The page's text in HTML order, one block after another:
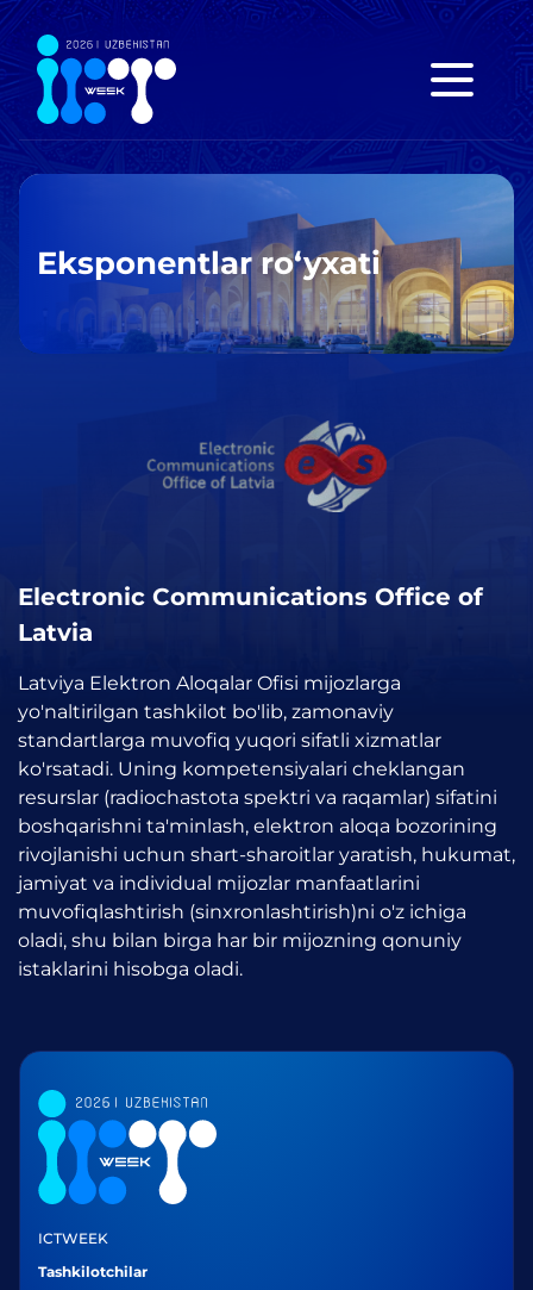
Eksponentlar ro‘yxati
Electronic Communications Office of
Latvia
Latviya Elektron Aloqalar Ofisi mijozlarga
yo'naltirilgan tashkilot bo'lib, zamonaviy
standartlarga muvofiq yuqori sifatli xizmatlar
ko'rsatadi. Uning kompetensiyalari cheklangan
resurslar (radiochastota spektri va raqamlar) sifatini
boshqarishni ta'minlash, elektron aloqa bozorining
rivojlanishi uchun shart-sharoitlar yaratish, hukumat,
jamiyat va individual mijozlar manfaatlarini
muvofiqlashtirish (sinxronlashtirish)ni o'z ichiga
oladi, shu bilan birga har bir mijozning qonuniy
istaklarini hisobga oladi.
ICTWEEK
Tashkilotchilar